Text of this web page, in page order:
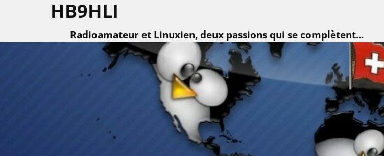
HB9HLI
Radioamateur et Linuxien, deux passions qui se complètent...